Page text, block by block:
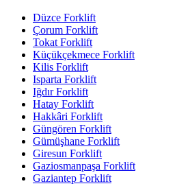
Düzce Forklift
Çorum Forklift
Tokat Forklift
Küçükçekmece Forklift
Kilis Forklift
Isparta Forklift
Iğdır Forklift
Hatay Forklift
Hakkâri Forklift
Güngören Forklift
Gümüşhane Forklift
Giresun Forklift
Gaziosmanpaşa Forklift
Gaziantep Forklift